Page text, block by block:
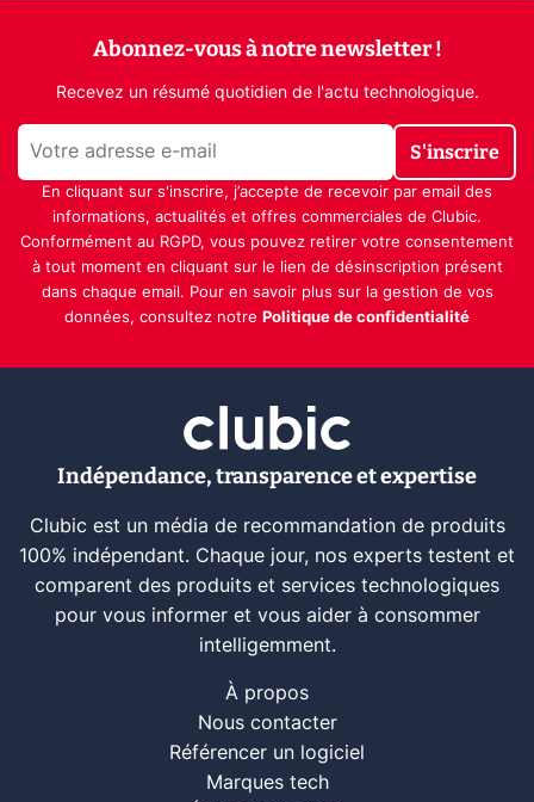
Abonnez-vous à notre newsletter !
Recevez un résumé quotidien de l'actu technologique.
S'inscrire
En cliquant sur s'inscrire, j’accepte de recevoir par email des
informations, actualités et offres commerciales de Clubic.
Conformément au RGPD, vous pouvez retirer votre consentement
à tout moment en cliquant sur le lien de désinscription présent
dans chaque email. Pour en savoir plus sur la gestion de vos
données, consultez notre Politique de confidentialité
Indépendance, transparence et expertise
Clubic est un média de recommandation de produits
100% indépendant. Chaque jour, nos experts testent et
comparent des produits et services technologiques
pour vous informer et vous aider à consommer
intelligemment.
À propos
Nous contacter
Référencer un logiciel
Marques tech